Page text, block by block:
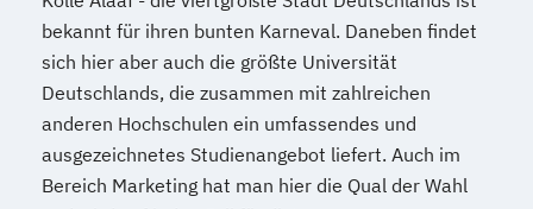
bekannt für ihren bunten Karneval. Daneben findet
sich hier aber auch die größte Universität
Deutschlands, die zusammen mit zahlreichen
anderen Hochschulen ein umfassendes und
ausgezeichnetes Studienangebot liefert. Auch im
Bereich Marketing hat man hier die Qual der Wahl